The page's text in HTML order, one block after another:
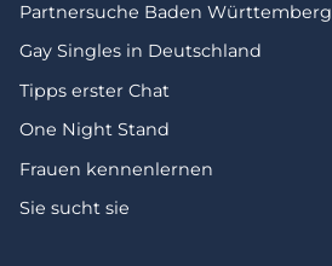
Partnersuche Baden Württemberg
Gay Singles in Deutschland
Tipps erster Chat
One Night Stand
Frauen kennenlernen
Sie sucht sie